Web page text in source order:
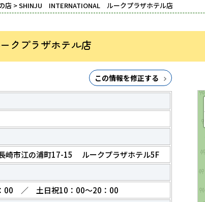
店 > SHINJU INTERNATIONAL ルークプラザホテル店
クプラザホテル店
この情報を修正する
崎市江の浦町17-15 ルークプラザホテル5F
00 ／ 土日祝10：00～20：00